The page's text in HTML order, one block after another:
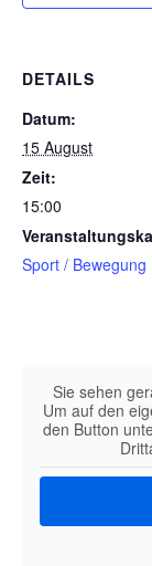
DETAILS
Datum:
15 August
Zeit:
15:00
Sport / Bewegung
Sie sehen
Um auf den
den Button